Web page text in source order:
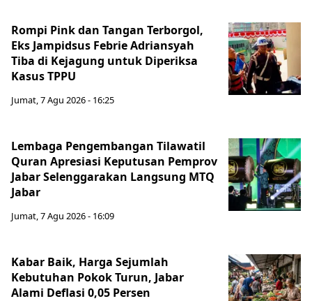
Rompi Pink dan Tangan Terborgol,
Eks Jampidsus Febrie Adriansyah
Tiba di Kejagung untuk Diperiksa
Kasus TPPU
Jumat, 7 Agu 2026 - 16:25
Lembaga Pengembangan Tilawatil
Quran Apresiasi Keputusan Pemprov
Jabar Selenggarakan Langsung MTQ
Jabar
Jumat, 7 Agu 2026 - 16:09
Kabar Baik, Harga Sejumlah
Kebutuhan Pokok Turun, Jabar
Alami Deflasi 0,05 Persen